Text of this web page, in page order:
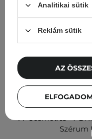
VT Cosmetics -
Szérum
Analitikai sütik
Reklám sütik
AZ